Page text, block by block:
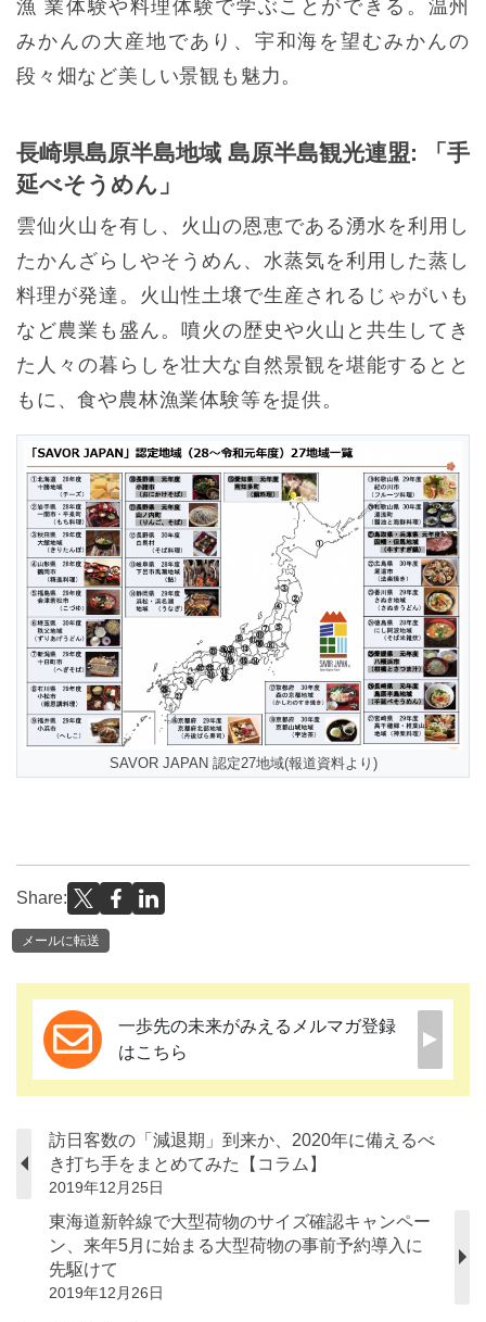
漁 業体験や料理体験で学ぶことができる。温州
みかんの大産地であり、宇和海を望むみかんの
段々畑など美しい景観も魅力。
長崎県島原半島地域 島原半島観光連盟: 「手
延べそうめん」
雲仙火山を有し、火山の恩恵である湧水を利用し
たかんざらしやそうめん、水蒸気を利用した蒸し
料理が発達。火山性土壌で生産されるじゃがいも
など農業も盛ん。噴火の歴史や火山と共生してき
た人々の暮らしを壮大な自然景観を堪能するとと
もに、食や農林漁業体験等を提供。
SAVOR JAPAN 認定27地域(報道資料より)
Share:
メールに転送
一歩先の未来がみえるメルマガ登録
はこちら
訪日客数の「減退期」到来か、2020年に備えるべ
き打ち手をまとめてみた【コラム】
2019年12月25日
東海道新幹線で大型荷物のサイズ確認キャンペー
ン、来年5月に始まる大型荷物の事前予約導入に
先駆けて
2019年12月26日